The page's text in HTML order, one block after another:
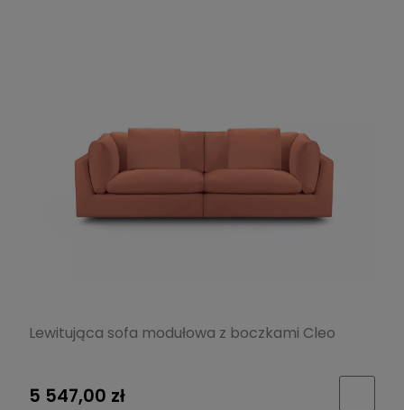
Lewitująca sofa modułowa z boczkami Cleo
5 547,00 zł